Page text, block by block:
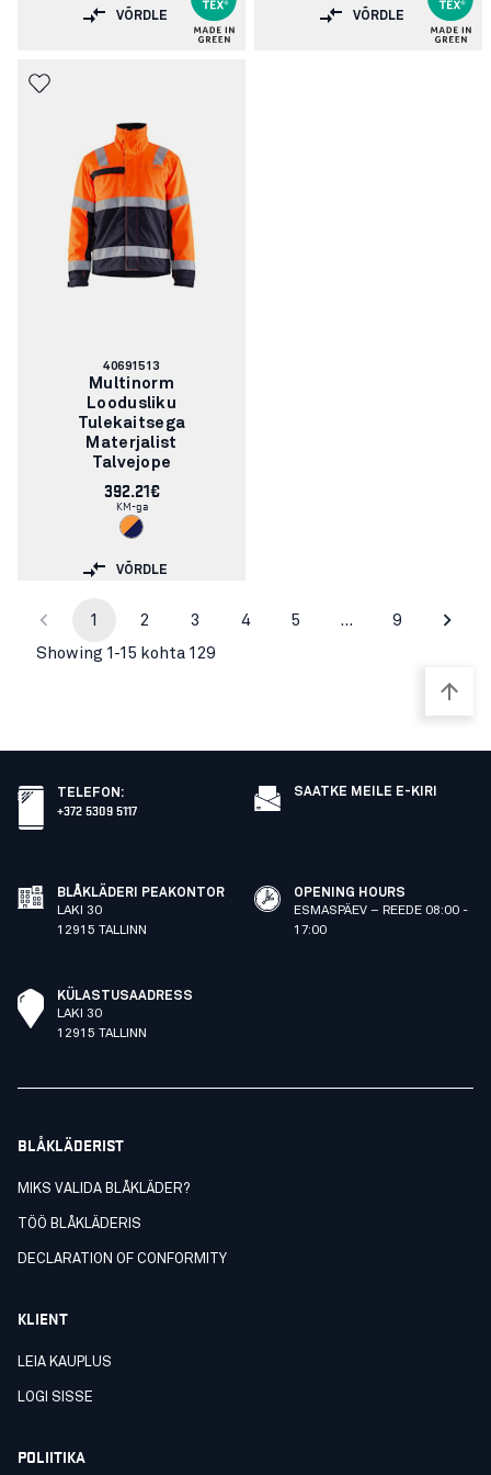
VÕRDLE VÕRDLE
Artikli
number:
40691513
Multinorm
Loodusliku
Tulekaitsega
Materjalist
Talvejope
392.21€
KM-ga
VÕRDLE
1 2 3 4 5 … 9
Showing 1-15 kohta 129
TELEFON :
+372 5309 5117
SAATKE MEILE E-KIRI
BLÅKLÄDERI PEAKONTOR
LAKI 30
12915 TALLINN
OPENING HOURS
ESMASPÄEV – REEDE 08:00 -
17:00
KÜLASTUSAADRESS
LAKI 30
12915 TALLINN
BLÅKLÄDERIST
MIKS VALIDA BLÅKLÄDER?
TÖÖ BLÅKLÄDERIS
DECLARATION OF CONFORMITY
KLIENT
LEIA KAUPLUS
LOGI SISSE
POLIITIKA